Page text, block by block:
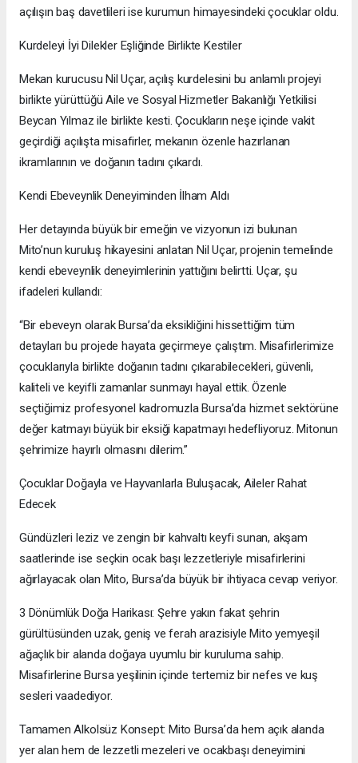
açılışın baş davetlileri ise kurumun himayesindeki çocuklar oldu.
Kurdeleyi İyi Dilekler Eşliğinde Birlikte Kestiler
Mekan kurucusu Nil Uçar, açılış kurdelesini bu anlamlı projeyi
birlikte yürüttüğü Aile ve Sosyal Hizmetler Bakanlığı Yetkilisi
Beycan Yılmaz ile birlikte kesti. Çocukların neşe içinde vakit
geçirdiği açılışta misafirler, mekanın özenle hazırlanan
ikramlarının ve doğanın tadını çıkardı.
Kendi Ebeveynlik Deneyiminden İlham Aldı
Her detayında büyük bir emeğin ve vizyonun izi bulunan
Mito’nun kuruluş hikayesini anlatan Nil Uçar, projenin temelinde
kendi ebeveynlik deneyimlerinin yattığını belirtti. Uçar, şu
ifadeleri kullandı:
“Bir ebeveyn olarak Bursa’da eksikliğini hissettiğim tüm
detayları bu projede hayata geçirmeye çalıştım. Misafirlerimize
çocuklarıyla birlikte doğanın tadını çıkarabilecekleri, güvenli,
kaliteli ve keyifli zamanlar sunmayı hayal ettik. Özenle
seçtiğimiz profesyonel kadromuzla Bursa’da hizmet sektörüne
değer katmayı büyük bir eksiği kapatmayı hedefliyoruz. Mitonun
şehrimize hayırlı olmasını dilerim.”
Çocuklar Doğayla ve Hayvanlarla Buluşacak, Aileler Rahat
Edecek
Gündüzleri leziz ve zengin bir kahvaltı keyfi sunan, akşam
saatlerinde ise seçkin ocak başı lezzetleriyle misafirlerini
ağırlayacak olan Mito, Bursa’da büyük bir ihtiyaca cevap veriyor.
3 Dönümlük Doğa Harikası: Şehre yakın fakat şehrin
gürültüsünden uzak, geniş ve ferah arazisiyle Mito yemyeşil
ağaçlık bir alanda doğaya uyumlu bir kuruluma sahip.
Misafirlerine Bursa yeşilinin içinde tertemiz bir nefes ve kuş
sesleri vaadediyor.
Tamamen Alkolsüz Konsept: Mito Bursa’da hem açık alanda
yer alan hem de lezzetli mezeleri ve ocakbaşı deneyimini